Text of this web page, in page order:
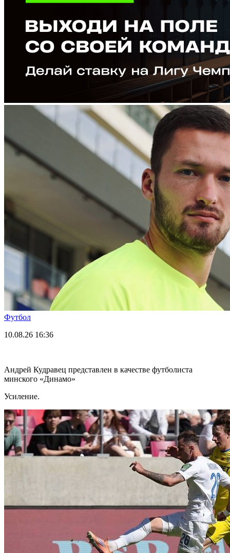
Футбол
10.08.26 16:36
Андрей Кудравец представлен в качестве футболиста
минского «Динамо»
Усиление.